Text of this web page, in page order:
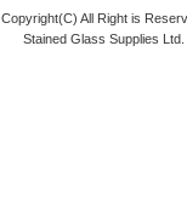
Copyright(C) All Right is
Stained Glass Supplies Ltd.